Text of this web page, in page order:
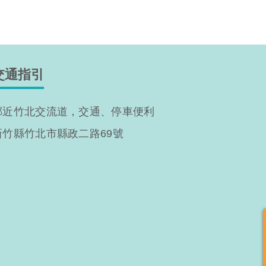
通指引
近竹北交流道，交通、停車便利
竹縣竹北市縣政二路69號